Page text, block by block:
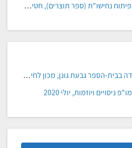
תוצרים), חטיבת הביניים הניסויית נווה יונתן, רמלה
הספר גבעת גונן, מכון לחינוך הומניסטי כרם